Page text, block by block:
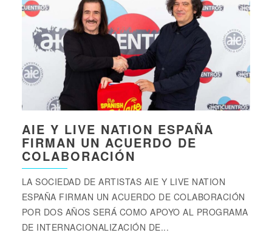
AIE Y LIVE NATION ESPAÑA
FIRMAN UN ACUERDO DE
COLABORACIÓN
LA SOCIEDAD DE ARTISTAS AIE Y LIVE NATION
ESPAÑA FIRMAN UN ACUERDO DE COLABORACIÓN
POR DOS AÑOS SERÁ COMO APOYO AL PROGRAMA
DE INTERNACIONALIZACIÓN DE...